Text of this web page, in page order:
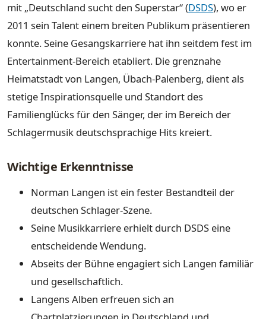
mit „Deutschland sucht den Superstar“ (DSDS), wo er
2011 sein Talent einem breiten Publikum präsentieren
konnte. Seine Gesangskarriere hat ihn seitdem fest im
Entertainment-Bereich etabliert. Die grenznahe
Heimatstadt von Langen, Übach-Palenberg, dient als
stetige Inspirationsquelle und Standort des
Familienglücks für den Sänger, der im Bereich der
Schlagermusik deutschsprachige Hits kreiert.
Wichtige Erkenntnisse
Norman Langen ist ein fester Bestandteil der
deutschen Schlager-Szene.
Seine Musikkarriere erhielt durch DSDS eine
entscheidende Wendung.
Abseits der Bühne engagiert sich Langen familiär
und gesellschaftlich.
Langens Alben erfreuen sich an